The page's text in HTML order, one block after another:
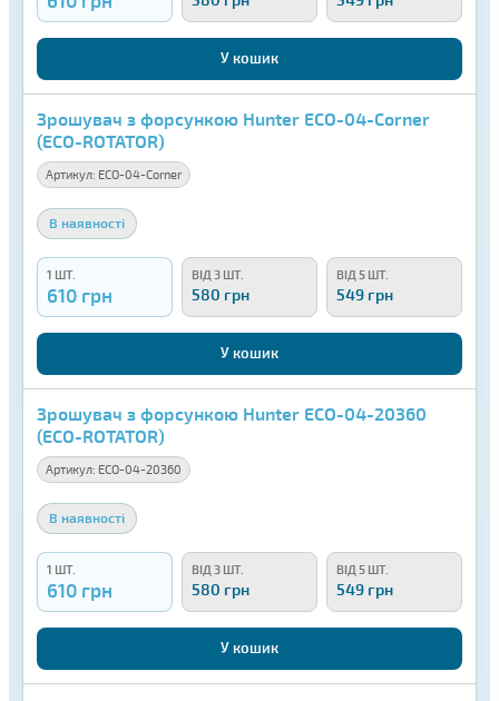
У кошик
Зрошувач з форсункою Hunter ECO-04-Corner
(ECO-ROTATOR)
Артикул: ECO-04-Corner
В наявності
1 ШТ.
610 грн
ВІД 3 ШТ.
580 грн
ВІД 5 ШТ.
549 грн
У кошик
Зрошувач з форсункою Hunter ECO-04-20360
(ECO-ROTATOR)
Артикул: ECO-04-20360
В наявності
1 ШТ.
610 грн
ВІД 3 ШТ.
580 грн
ВІД 5 ШТ.
549 грн
У кошик